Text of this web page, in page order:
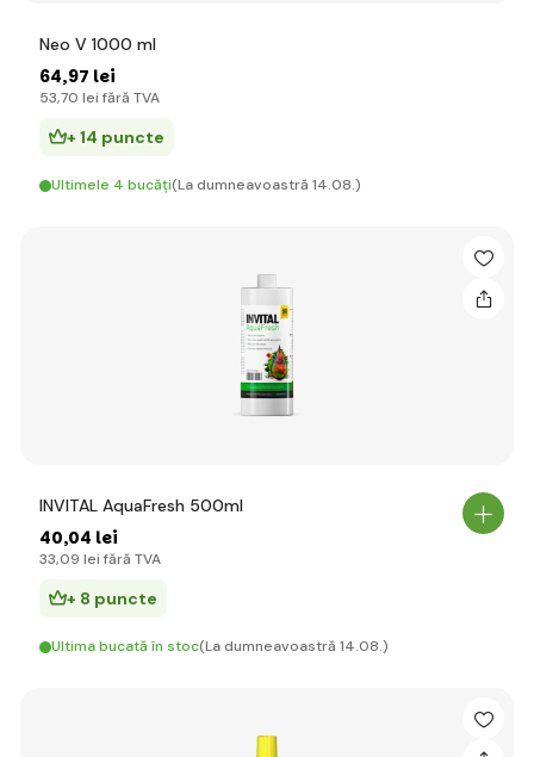
Neo V 1000 ml
64,97 lei
53,70 lei fără TVA
+ 14 puncte
Ultimele 4 bucăți(La dumneavoastră 14.08.)
INVITAL AquaFresh 500ml
40,04 lei
33,09 lei fără TVA
+ 8 puncte
Ultima bucată în stoc(La dumneavoastră 14.08.)